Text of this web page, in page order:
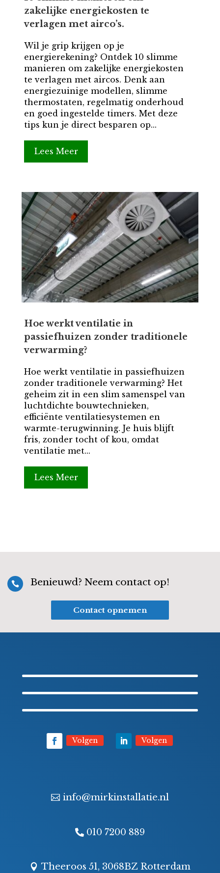
zakelijke energiekosten te
verlagen met airco’s.
Wil je grip krijgen op je
energierekening? Ontdek 10 slimme
manieren om zakelijke energiekosten
te verlagen met aircos. Denk aan
energiezuinige modellen, slimme
thermostaten, regelmatig onderhoud
en goed ingestelde timers. Met deze
tips kun je direct besparen op...
Lees Meer
Hoe werkt ventilatie in
passiefhuizen zonder traditionele
verwarming?
Hoe werkt ventilatie in passiefhuizen
zonder traditionele verwarming? Het
geheim zit in een slim samenspel van
luchtdichte bouwtechnieken,
efficiënte ventilatiesystemen en
warmte-terugwinning. Je huis blijft
fris, zonder tocht of kou, omdat
ventilatie met...
Lees Meer
 Benieuwd? Neem contact op!
Contact opnemen
Volgen Volgen
info@mirkinstallatie.nl
010 7200 889
Theeroos 51, 3068BZ Rotterdam